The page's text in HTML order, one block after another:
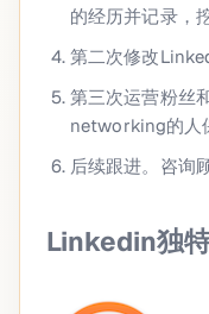
的经历并记录，
第二次修改
第三次运营粉丝
networking的人
后续跟进。咨询
Linkedin独